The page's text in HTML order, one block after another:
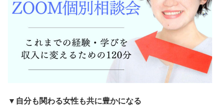
▼自分も関わる女性も共に豊かになる